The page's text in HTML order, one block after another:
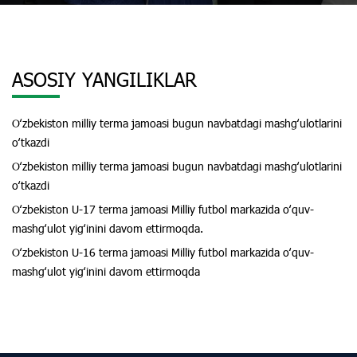
ASOSIY YANGILIKLAR
Oʻzbekiston milliy terma jamoasi bugun navbatdagi mashgʻulotlarini
oʻtkazdi
Oʻzbekiston milliy terma jamoasi bugun navbatdagi mashgʻulotlarini
oʻtkazdi
Oʻzbekiston U-17 terma jamoasi Milliy futbol markazida oʻquv-
mashgʻulot yigʻinini davom ettirmoqda.
Oʻzbekiston U-16 terma jamoasi Milliy futbol markazida oʻquv-
mashgʻulot yigʻinini davom ettirmoqda